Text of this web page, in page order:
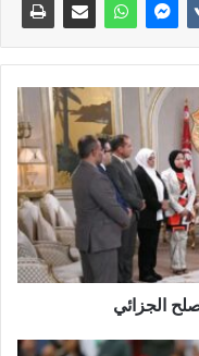
الجزائي